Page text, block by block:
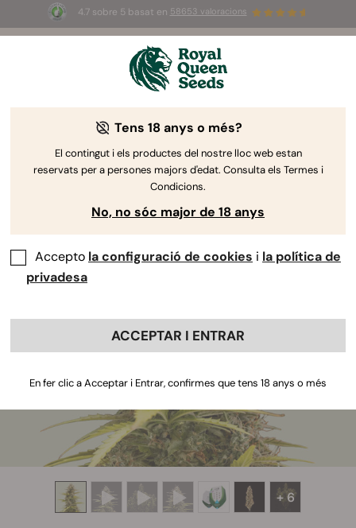
4.7 sobre 5 basat en 58653 valoracions
Summer Sales: ¡Hasta un 50%
de descuento! ⏤
+ 6
Tens 18 anys o més?
El contingut i els productes del nostre lloc web estan
reservats per a persones majors d'edat. Consulta els Termes i
Condicions.
No, no sóc major de 18 anys
Accepto la configuració de cookies i la política de
privadesa
ACCEPTAR I ENTRAR
En fer clic a Acceptar i Entrar, confirmes que tens 18 anys o més